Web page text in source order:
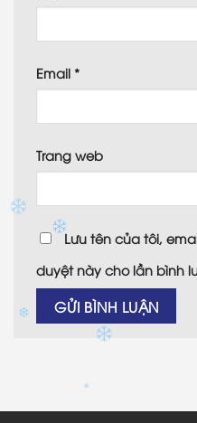
Email *
Trang web
Lưu tên của tôi,
duyệt này cho lần bình